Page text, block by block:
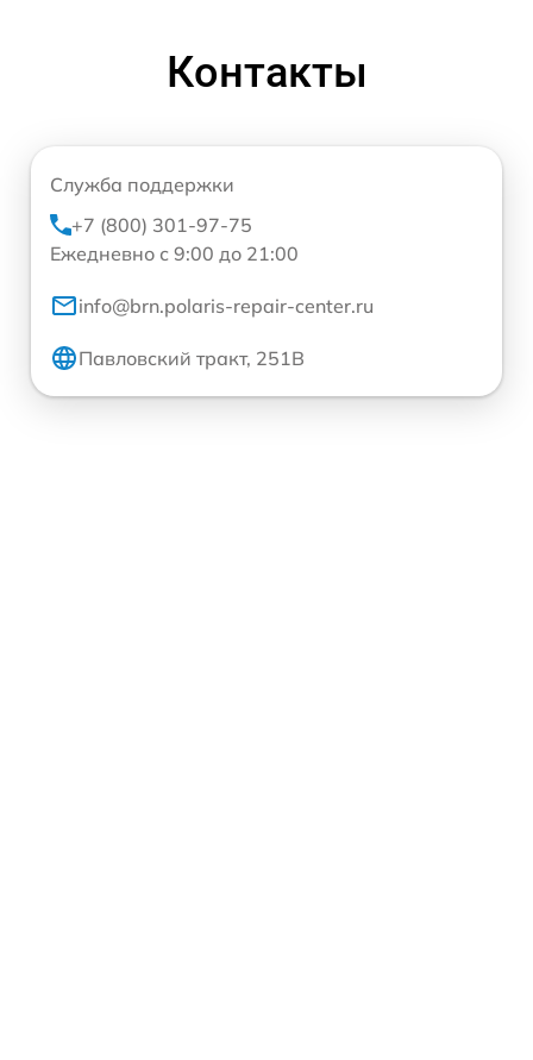
Контакты
Служба поддержки
+7 (800) 301-97-75
Ежедневно с 9:00 до 21:00
info@brn.polaris-repair-center.ru
Павловский тракт, 251В